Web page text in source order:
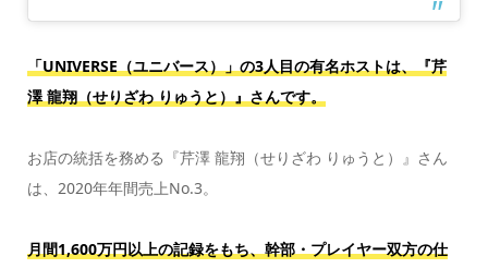
「UNIVERSE（ユニバース）」の3人目の有名ホストは、『芹
澤 龍翔（せりざわ りゅうと）』さんです。
お店の統括を務める『芹澤 龍翔（せりざわ りゅうと）』さん
は、2020年年間売上No.3。
月間1,600万円以上の記録をもち、幹部・プレイヤー双方の仕